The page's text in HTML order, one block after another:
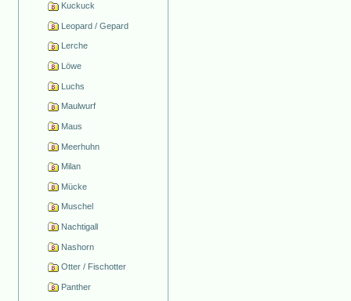
Kuckuck
Leopard / Gepard
Lerche
Löwe
Luchs
Maulwurf
Maus
Meerhuhn
Milan
Mücke
Muschel
Nachtigall
Nashorn
Otter / Fischotter
Panther